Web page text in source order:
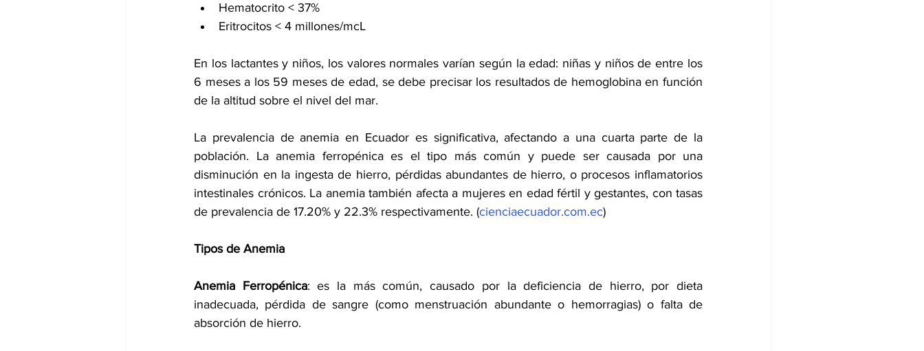
Hematocrito < 37%
Eritrocitos < 4 millones/mcL
En los lactantes y niños, los valores normales varían según la edad: niñas y niños de entre los
6 meses a los 59 meses de edad, se debe precisar los resultados de hemoglobina en función
de la altitud sobre el nivel del mar.
La prevalencia de anemia en Ecuador es significativa, afectando a una cuarta parte de la
población. La anemia ferropénica es el tipo más común y puede ser causada por una
disminución en la ingesta de hierro, pérdidas abundantes de hierro, o procesos inflamatorios
intestinales crónicos. La anemia también afecta a mujeres en edad fértil y gestantes, con tasas
de prevalencia de 17.20% y 22.3% respectivamente. (cienciaecuador.com.ec)
Tipos de Anemia
Anemia Ferropénica: es la más común, causado por la deficiencia de hierro, por dieta
inadecuada, pérdida de sangre (como menstruación abundante o hemorragias) o falta de
absorción de hierro.